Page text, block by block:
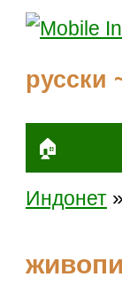
русски
🏠
Индонет »